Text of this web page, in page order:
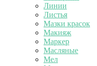
Линии
Листья
Мазки красок
Макияж
Маркер
Масляные
Мел